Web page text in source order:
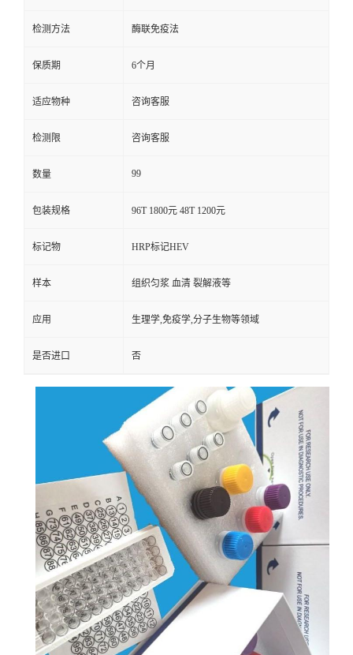
检测方法 酶联免疫法
保质期 6个月
适应物种 咨询客服
检测限 咨询客服
数量 99
包装规格 96T 1800元 48T 1200元
标记物 HRP标记HEV
样本 组织匀浆 血清 裂解液等
应用 生理学,免疫学,分子生物等领域
是否进口 否